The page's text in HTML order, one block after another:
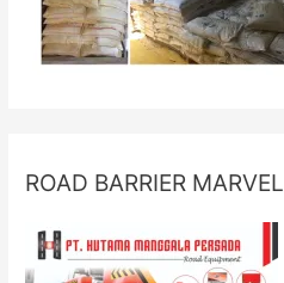
ROAD BARRIER MARVEL